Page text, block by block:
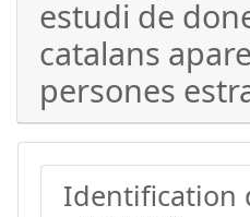
estudi de
catalans
persones
Identification